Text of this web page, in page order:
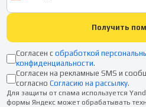
Получить
Согласен с обработкой
конфиденциальности.
Согласен на рекламные SMS и
согласно Согласию на рассылку.
Для защиты от спама используется
формы Яндекс может обрабатывать